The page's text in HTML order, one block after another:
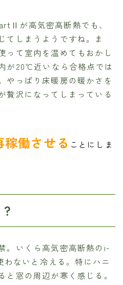
が高気密高断熱でも、
てしまうようですね。ま
って室内を温めてもおかし
が20℃近いなら合格点では
やっぱり床暖房の暖かさを
贅沢になってしまっている
働させる ことにしま
。いくら高気密高断熱のi-
ないと冷える。特にハニ
と窓の周辺が寒く感じる。